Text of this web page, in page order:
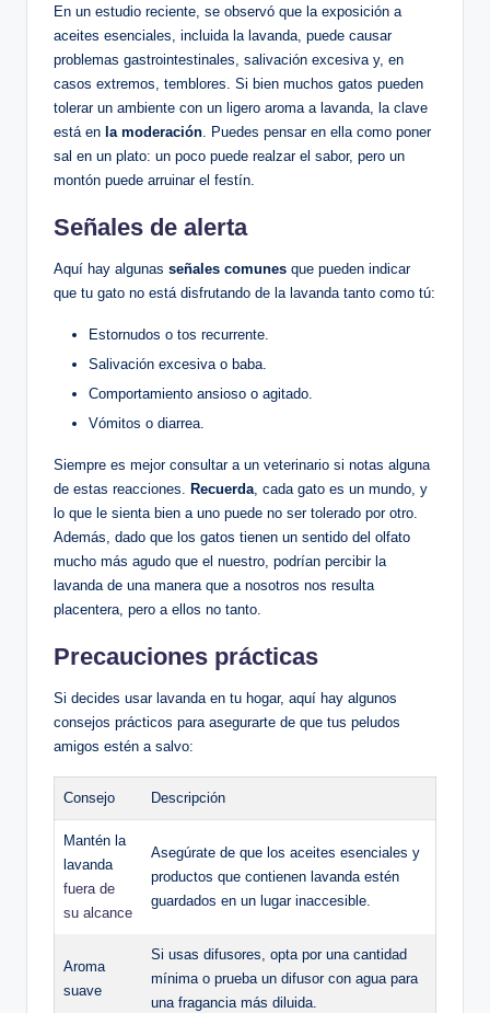
En un estudio reciente, se observó que la exposición a
aceites esenciales, incluida la lavanda, puede causar
problemas gastrointestinales, salivación excesiva y, en
casos extremos, temblores. Si bien muchos gatos pueden
tolerar un ambiente con un ligero aroma a lavanda, la clave
está en la moderación . Puedes pensar en ella como poner
sal en un plato: un poco puede realzar el sabor, pero un
montón puede arruinar el festín.
Señales de alerta
Aquí hay algunas señales comunes que pueden indicar
que tu gato no está disfrutando de la lavanda tanto como tú:
Estornudos o tos recurrente.
Salivación excesiva o baba.
Comportamiento ansioso o agitado.
Vómitos o diarrea.
Siempre es mejor consultar a un veterinario si notas alguna
de estas reacciones. Recuerda, cada gato es un mundo, y
lo que le sienta bien a uno puede no ser tolerado por otro.
Además, dado que los gatos tienen un sentido del olfato
mucho más agudo que el nuestro, podrían percibir la
lavanda de una manera que a nosotros nos resulta
placentera, pero a ellos no tanto.
Precauciones prácticas
Si decides usar lavanda en tu hogar, aquí hay algunos
consejos prácticos para asegurarte de que tus peludos
amigos estén a salvo:
Consejo Descripción
Mantén la
lavanda
fuera de
su alcance
Asegúrate de que los aceites esenciales y
productos que contienen lavanda estén
guardados en un lugar inaccesible.
Aroma
suave
Si usas difusores, opta por una cantidad
mínima o prueba un difusor con agua para
una fragancia más diluida.